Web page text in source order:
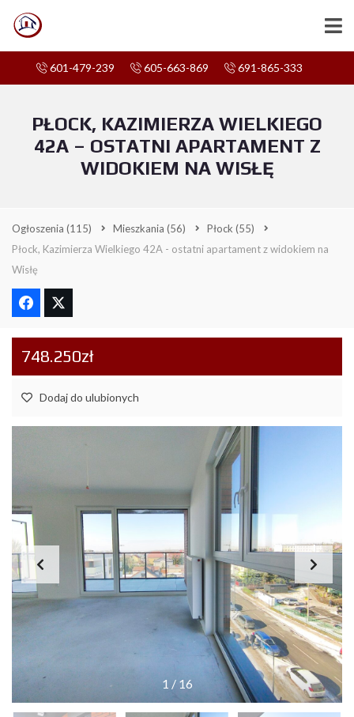
601-479-239 605-663-869 691-865-333
PŁOCK, KAZIMIERZA WIELKIEGO
42A – OSTATNI APARTAMENT Z
WIDOKIEM NA WISŁĘ
Ogłoszenia (115) Mieszkania (56) Płock (55)
Płock, Kazimierza Wielkiego 42A - ostatni apartament z widokiem na
Wisłę
748.250zł
Dodaj do ulubionych
1 / 16